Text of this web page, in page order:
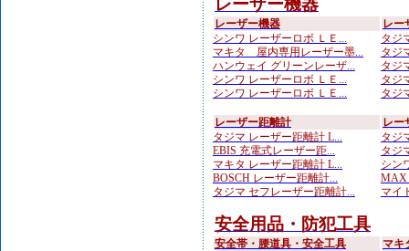
レーザー機器
レーザー機器
シンワ レーザーロボ ＬＥ...
マキタ 屋内専用レーザー墨...
ハンウェイ グリーンレーザ...
シンワ レーザーロボ ＬＥ...
シンワ レーザーロボ ＬＥ...
レー
タジ
タジ
タジ
タジ
タジ
レーザー距離計
タジマ レーザー距離計 L...
EBIS 充電式レーザー距...
マキタ レーザー距離計 L...
BOSCH レーザー距離計...
タジマ セフレーザー距離計...
レー
タジ
タジ
シン
MAX
マイ
安全用品・防犯工具
安全帯・腰道具・安全工具
マキ